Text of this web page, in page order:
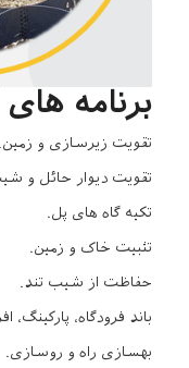
برنامه
تقویت زیرسازی و زمین.
تقویت دیوار حائل و
تکیه گاه های پل.
تثبیت خاک و زمین.
حفاظت از شیب تند.
باند فرودگاه، پارکینگ،
بهسازی راه و روسازی.